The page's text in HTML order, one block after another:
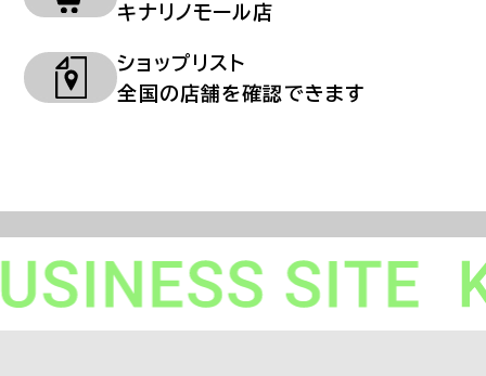
キナリノモール店
ショップリスト
全国の店舗を確認できます